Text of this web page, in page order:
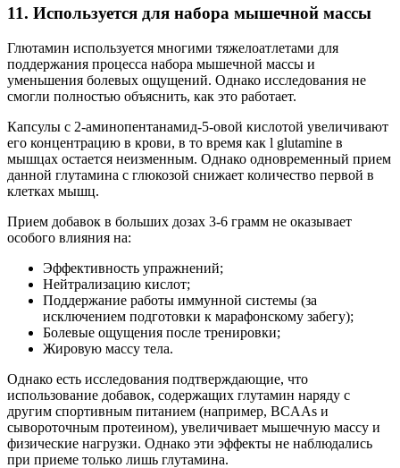
11. Используется для набора мышечной массы
Глютамин используется многими тяжелоатлетами для
поддержания процесса набора мышечной массы и
уменьшения болевых ощущений. Однако исследования не
смогли полностью объяснить, как это работает.
Капсулы с 2-аминопентанамид-5-овой кислотой увеличивают
его концентрацию в крови, в то время как l glutamine в
мышцах остается неизменным. Однако одновременный прием
данной глутамина с глюкозой снижает количество первой в
клетках мышц.
Прием добавок в больших дозах 3-6 грамм не оказывает
особого влияния на:
Эффективность упражнений;
Нейтрализацию кислот;
Поддержание работы иммунной системы (за
исключением подготовки к марафонскому забегу);
Болевые ощущения после тренировки;
Жировую массу тела.
Однако есть исследования подтверждающие, что
использование добавок, содержащих глутамин наряду с
другим спортивным питанием (например, BCAAs и
сывороточным протеином), увеличивает мышечную массу и
физические нагрузки. Однако эти эффекты не наблюдались
при приеме только лишь глутамина.